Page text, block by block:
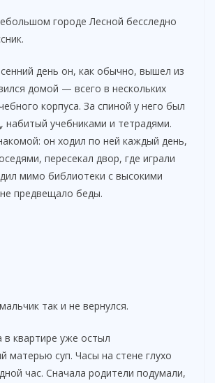
городе Лесной бесследно
день он, как обычно, вышел из
домой — всего в нескольких
корпуса. За спиной у него был
набитый учебниками и тетрадями.
он ходил по ней каждый день,
пересекал двор, где играли
мимо библиотеки с высокими
предвещало беды.
так и не вернулся.
в квартире уже остыл
матерью суп. Часы на стене глухо
час. Сначала родители подумали,